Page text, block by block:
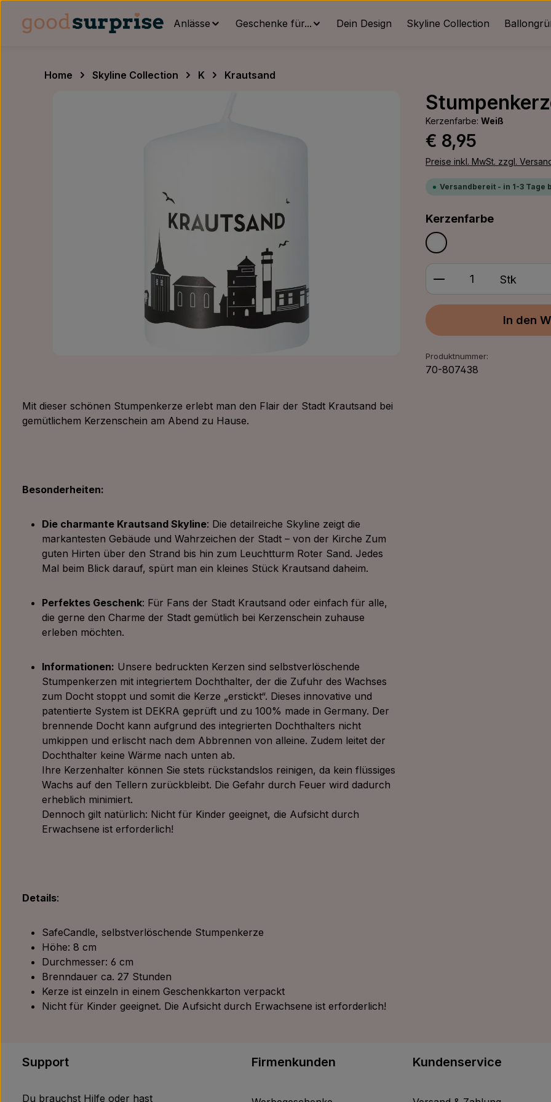
Hauptinhalt springen
Zur Hauptnavigation springen
Anlässe Geschenke für... Dein Design Skyline Collection
Home Skyline Collection K
Krautsand
Kerzenfarbe: Weiß
Regulärer Preis:
€ 8,95
Preise inkl. MwSt. zzgl.
Versandbereit - in 1-3 Tage
Kerzenfarbeauswählen
Weiß
Produkt Anzahl:
Stk
In den
Produktnummer:
70-807438
Mit dieser schönen Stumpenkerze erlebt man den Flair der Stadt Krautsand bei
gemütlichem Kerzenschein am Abend zu Hause.
Besonderheiten:
Die charmante Krautsand Skyline: Die detailreiche Skyline zeigt die
markantesten Gebäude und Wahrzeichen der Stadt – von der Kirche Zum
guten Hirten über den Strand bis hin zum Leuchtturm Roter Sand. Jedes
Mal beim Blick darauf, spürt man ein kleines Stück Krautsand daheim.
Perfektes Geschenk: Für Fans der Stadt Krautsand oder einfach für alle,
die gerne den Charme der Stadt gemütlich bei Kerzenschein zuhause
erleben möchten.
Informationen: Unsere bedruckten Kerzen sind selbstverlöschende
Stumpenkerzen mit integriertem Dochthalter, der die Zufuhr des Wachses
zum Docht stoppt und somit die Kerze „erstickt“. Dieses innovative und
patentierte System ist DEKRA geprüft und zu 100% made in Germany. Der
brennende Docht kann aufgrund des integrierten Dochthalters nicht
umkippen und erlischt nach dem Abbrennen von alleine. Zudem leitet der
Dochthalter keine Wärme nach unten ab.
Ihre Kerzenhalter können Sie stets rückstandslos reinigen, da kein flüssiges
Wachs auf den Tellern zurückbleibt. Die Gefahr durch Feuer wird dadurch
erheblich minimiert.
Dennoch gilt natürlich: Nicht für Kinder geeignet, die Aufsicht durch
Erwachsene ist erforderlich!
Details:
SafeCandle, selbstverlöschende Stumpenkerze
Höhe: 8 cm
Durchmesser: 6 cm
Brenndauer ca. 27 Stunden
Kerze ist einzeln in einem Geschenkkarton verpackt
Nicht für Kinder geeignet. Die Aufsicht durch Erwachsene ist erforderlich!
Support
Du brauchst Hilfe oder hast
Firmenkunden Kundenservice